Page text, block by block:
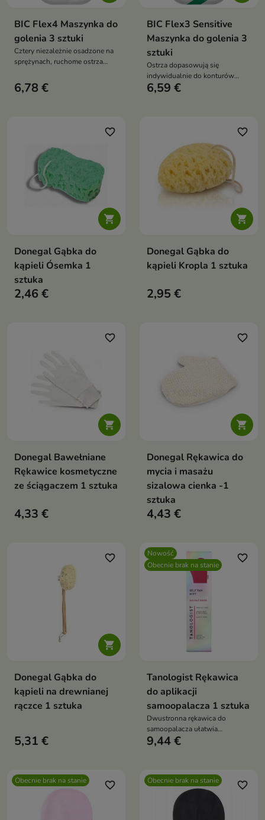
BIC Flex4 Maszynka do
golenia 3 sztuki
Cztery niezależnie osadzone na
sprężynach, ruchome ostrza
przyleganie do skóry
6,78 €
BIC Flex3 Sensitive
Maszynka do golenia 3
sztuki
Ostrza dopasowują się
indywidualnie do konturów
twarzy
6,59 €

favorite_border
Donegal Gąbka do
kąpieli Ósemka 1
sztuka
2,46 €

favorite_border
Donegal Gąbka do
kąpieli Kropla 1 sztuka
2,95 €

favorite_border
Donegal Bawełniane
Rękawice kosmetyczne
ze ściągaczem 1 sztuka
4,33 €

favorite_border
Donegal Rękawica do
mycia i masażu
sizalowa cienka -1
sztuka
4,43 €

favorite_border
Donegal Gąbka do
kąpieli na drewnianej
rączce 1 sztuka
5,31 €
Nowość
Obecnie brak na stanie
favorite_border
Tanologist Rękawica
do aplikacji
samoopalacza 1 sztuka
Dwustronna rękawica do
samoopalacza ułatwia
równomierną aplikację produktu
9,44 €
Obecnie brak na stanie favorite_border Obecnie brak na stanie favorite_border